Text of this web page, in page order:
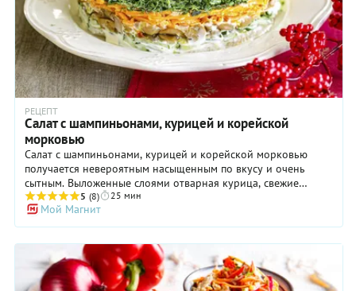
РЕЦЕПТ
Салат с шампиньонами, курицей и корейской
морковью
Салат с шампиньонами, курицей и корейской морковью
получается невероятным насыщенным по вкусу и очень
сытным. Выложенные слоями отварная курица, свежие
огурцы, жареные шампиньоны и корейская морковь будут
смотреться на тарелке как торт – очень красиво и
празднично. Собирается салат очень легко, примерно, как
селедка под шубой. Просто подготовьте все ингредиенты,
указанные в рецепте заранее – сварите и остудите куриные
грудки, нарежьте грибы и овощи – чтобы не тратить время
на это в процессе сборки.
5 (8) 25 мин
Мой Магнит